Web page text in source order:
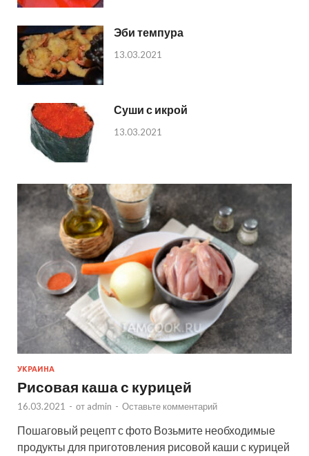
Эби темпура
13.03.2021
Суши с икрой
13.03.2021
УКРАИНА
Рисовая каша с курицей
16.03.2021 - от admin - Оставьте комментарий
Пошаговый рецепт с фото Возьмите необходимые
продукты для приготовления рисовой каши с курицей